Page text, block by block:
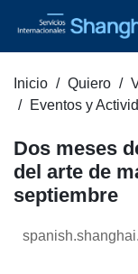
Inicio Quiero
Eventos y
Dos meses
del arte de
septiembre